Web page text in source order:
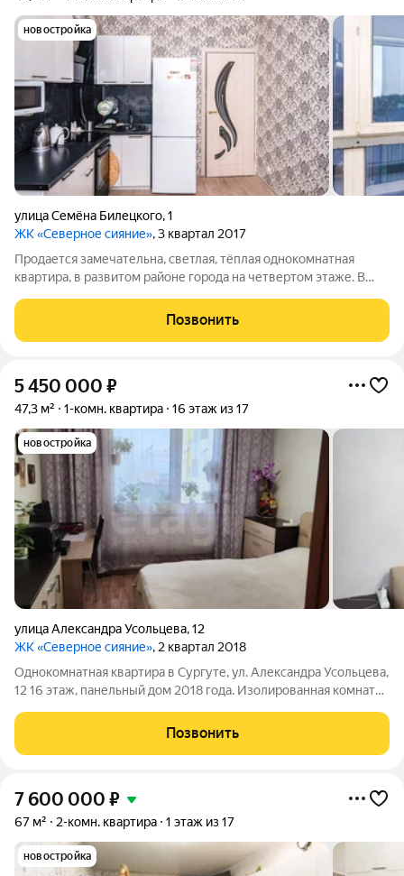
новостройка
улица Семёна Билецкого,1
ЖК «Северное сияние», 3 квартал 2017
Продается замечательна, светлая, тёплая однокомнатная
квартира, в развитом районе города на четвертом этаже. В
потолки выровнены, окна - пластиковые. Сан узел раздельный
. Балкон от застройщика
Позвонить
5 450 000 ₽
47,3 м² 1-комн. квартира 16 этаж из 17
новостройка
улица Александра Усольцева,12
ЖК «Северное сияние», 2 квартал 2018
Однокомнатная квартира в Сургуте, ул. Александра Усольцева,
12 16 этаж, панельный дом 2018 года. Изолированная комната,
(заберём только холодильник). Готовое решение без ремонта,
без суеты,
Позвонить
7 600 000 ₽
67 м² 2-комн. квартира 1 этаж из 17
новостройка